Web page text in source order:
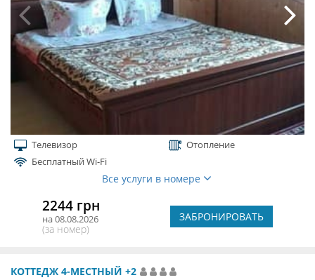
Телевизор
Отопление
Бесплатный Wi-Fi
Все услуги в номере
2244 грн
на 08.08.2026
(за номер)
ЗАБРОНИРОВАТЬ
КОТТЕДЖ 4-МЕСТНЫЙ +2